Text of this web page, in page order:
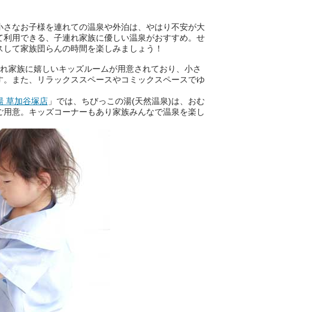
なお子様を連れての温泉や外泊は、やはり不安が大
用できる、子連れ家族に優しい温泉がおすすめ。せ
て家族団らんの時間を楽しみましょう！
家族に嬉しいキッズルームが用意されており、小さ
また、リラックススペースやコミックスペースでゆ
草加谷塚店」では、ちびっこの湯(天然温泉)は、おむ
意。キッズコーナーもあり家族みんなで温泉を楽し